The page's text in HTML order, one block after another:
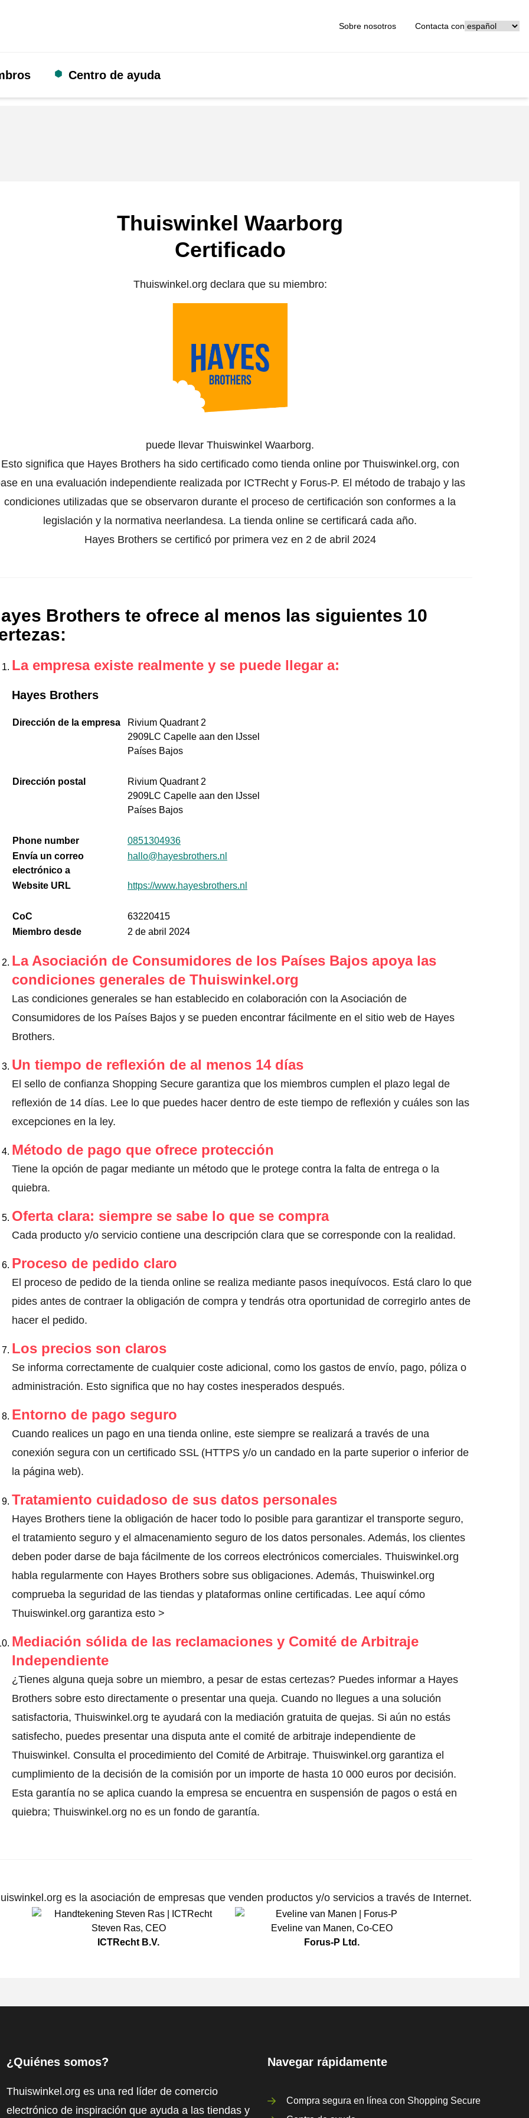
Sobre nosotros Contacta con
Centro de ayuda
Thuiswinkel Waarborg
Certificado
Thuiswinkel.org declara que su miembro:
puede llevar Thuiswinkel Waarborg.
Esto significa que Hayes Brothers ha sido certificado como tienda online por Thuiswinkel.org, con
en una evaluación independiente realizada por ICTRecht y Forus-P. El método de trabajo y las
condiciones utilizadas que se observaron durante el proceso de certificación son conformes a la
legislación y la normativa neerlandesa. La tienda online se certificará cada año.
Hayes Brothers se certificó por primera vez en 2 de abril 2024
Brothers te ofrece al menos las siguientes 10
:
La empresa existe realmente y se puede llegar a:
Hayes Brothers
Dirección de la empresa
Rivium Quadrant 2
2909LC Capelle aan den IJssel
Países Bajos
Dirección postal
Rivium Quadrant 2
2909LC Capelle aan den IJssel
Países Bajos
Phone number
0851304936
Envía un correo
electrónico a
hallo@hayesbrothers.nl
Website URL https://www.hayesbrothers.nl
CoC
63220415
Miembro desde
2 de abril 2024
La Asociación de Consumidores de los Países Bajos apoya las
condiciones generales de Thuiswinkel.org
Las condiciones generales se han establecido en colaboración con la Asociación de
Consumidores de los Países Bajos y se pueden encontrar fácilmente en el sitio web de Hayes
Brothers.
Un tiempo de reflexión de al menos 14 días
El sello de confianza Shopping Secure garantiza que los miembros cumplen el plazo legal de
reflexión de 14 días. Lee lo que puedes hacer dentro de este tiempo de reflexión y cuáles son las
excepciones en la ley.
Método de pago que ofrece protección
Tiene la opción de pagar mediante un método que le protege contra la falta de entrega o la
quiebra.
Oferta clara: siempre se sabe lo que se compra
Cada producto y/o servicio contiene una descripción clara que se corresponde con la realidad.
Proceso de pedido claro
El proceso de pedido de la tienda online se realiza mediante pasos inequívocos. Está claro lo que
pides antes de contraer la obligación de compra y tendrás otra oportunidad de corregirlo antes de
hacer el pedido.
Los precios son claros
Se informa correctamente de cualquier coste adicional, como los gastos de envío, pago, póliza o
administración. Esto significa que no hay costes inesperados después.
Entorno de pago seguro
Cuando realices un pago en una tienda online, este siempre se realizará a través de una
conexión segura con un certificado SSL (HTTPS y/o un candado en la parte superior o inferior de
la página web).
Tratamiento cuidadoso de sus datos personales
Hayes Brothers tiene la obligación de hacer todo lo posible para garantizar el transporte seguro,
el tratamiento seguro y el almacenamiento seguro de los datos personales. Además, los clientes
deben poder darse de baja fácilmente de los correos electrónicos comerciales. Thuiswinkel.org
habla regularmente con Hayes Brothers sobre sus obligaciones. Además, Thuiswinkel.org
comprueba la seguridad de las tiendas y plataformas online certificadas. Lee aquí cómo
Thuiswinkel.org garantiza esto >
Mediación sólida de las reclamaciones y Comité de Arbitraje
Independiente
¿Tienes alguna queja sobre un miembro, a pesar de estas certezas? Puedes informar a Hayes
Brothers sobre esto directamente o presentar una queja. Cuando no llegues a una solución
satisfactoria, Thuiswinkel.org te ayudará con la mediación gratuita de quejas. Si aún no estás
satisfecho, puedes presentar una disputa ante el comité de arbitraje independiente de
Thuiswinkel. Consulta el procedimiento del Comité de Arbitraje. Thuiswinkel.org garantiza el
cumplimiento de la decisión de la comisión por un importe de hasta 10 000 euros por decisión.
Esta garantía no se aplica cuando la empresa se encuentra en suspensión de pagos o está en
quiebra; Thuiswinkel.org no es un fondo de garantía.
es la asociación de empresas que venden productos y/o servicios a través de Internet.
Steven Ras, CEO
ICTRecht B.V.
Eveline van Manen, Co-CEO
Forus-P Ltd.
¿Quiénes somos?
Thuiswinkel.org es una red líder de comercio
electrónico de inspiración que ayuda a las tiendas y
Navegar rápidamente
Compra segura en línea con Shopping Secure